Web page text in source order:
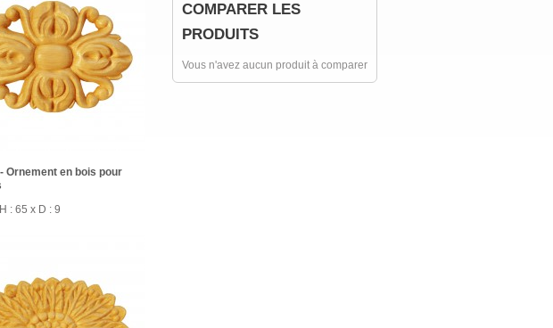
- Ornement en bois pour
: 65 x D : 9
COMPARER LES
PRODUITS
Vous n'avez aucun produit à comparer